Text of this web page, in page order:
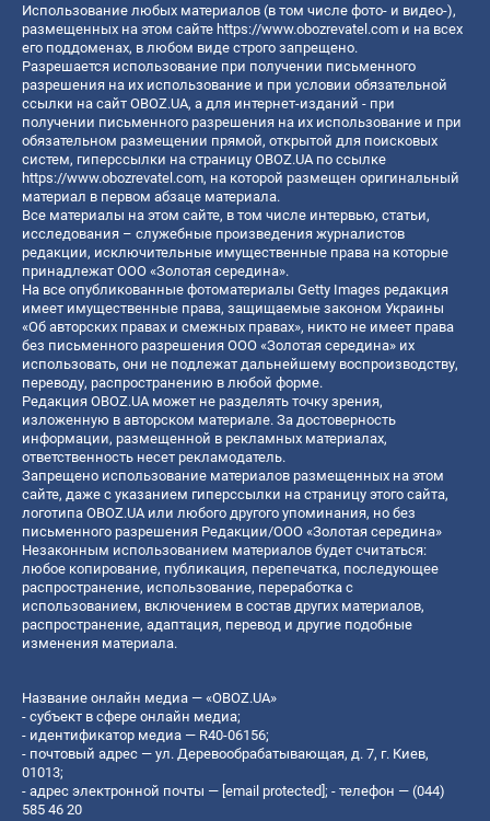
Использование любых материалов (в том числе фото- и видео-),
размещенных на этом сайте https://www.obozrevatel.com и на всех
его поддоменах, в любом виде строго запрещено.
Разрешается использование при получении письменного
разрешения на их использование и при условии обязательной
ссылки на сайт OBOZ.UA, а для интернет-изданий - при
получении письменного разрешения на их использование и при
обязательном размещении прямой, открытой для поисковых
систем, гиперссылки на страницу OBOZ.UA по ссылке
https://www.obozrevatel.com, на которой размещен оригинальный
материал в первом абзаце материала.
Все материалы на этом сайте, в том числе интервью, статьи,
исследования – служебные произведения журналистов
редакции, исключительные имущественные права на которые
принадлежат ООО «Золотая середина».
На все опубликованные фотоматериалы Getty Images редакция
имеет имущественные права, защищаемые законом Украины
«Об авторских правах и смежных правах», никто не имеет права
без письменного разрешения ООО «Золотая середина» их
использовать, они не подлежат дальнейшему воспроизводству,
переводу, распространению в любой форме.
Редакция OBOZ.UA может не разделять точку зрения,
изложенную в авторском материале. За достоверность
информации, размещенной в рекламных материалах,
ответственность несет рекламодатель.
Запрещено использование материалов размещенных на этом
сайте, даже с указанием гиперссылки на страницу этого сайта,
логотипа OBOZ.UA или любого другого упоминания, но без
письменного разрешения Редакции/ООО «Золотая середина»
Незаконным использованием материалов будет считаться:
любое копирование, публикация, перепечатка, последующее
распространение, использование, переработка с
использованием, включением в состав других материалов,
распространение, адаптация, перевод и другие подобные
изменения материала.
Название онлайн медиа — «OBOZ.UA»
- субъект в сфере онлайн медиа;
- идентификатор медиа — R40-06156;
- почтовый адрес — ул. Деревообрабатывающая, д. 7, г. Киев,
01013;
- адрес электронной почты — [email protected] ; - телефон — (044)
585 46 20